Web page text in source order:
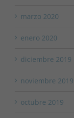
marzo 2020
enero 2020
diciembre 2019
noviembre 2019
octubre 2019